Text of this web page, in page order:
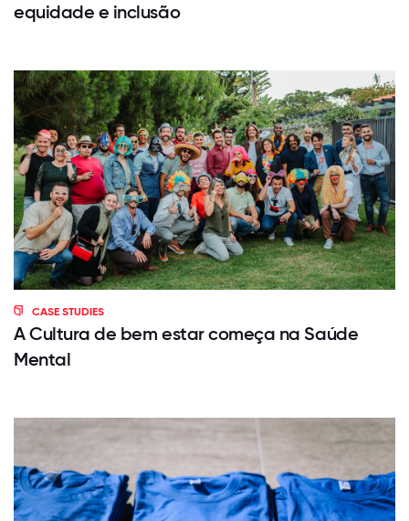
equidade e inclusão
CASE STUDIES
A Cultura de bem estar começa na Saúde
Mental